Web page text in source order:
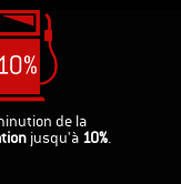
de la
jusqu'à 10%.